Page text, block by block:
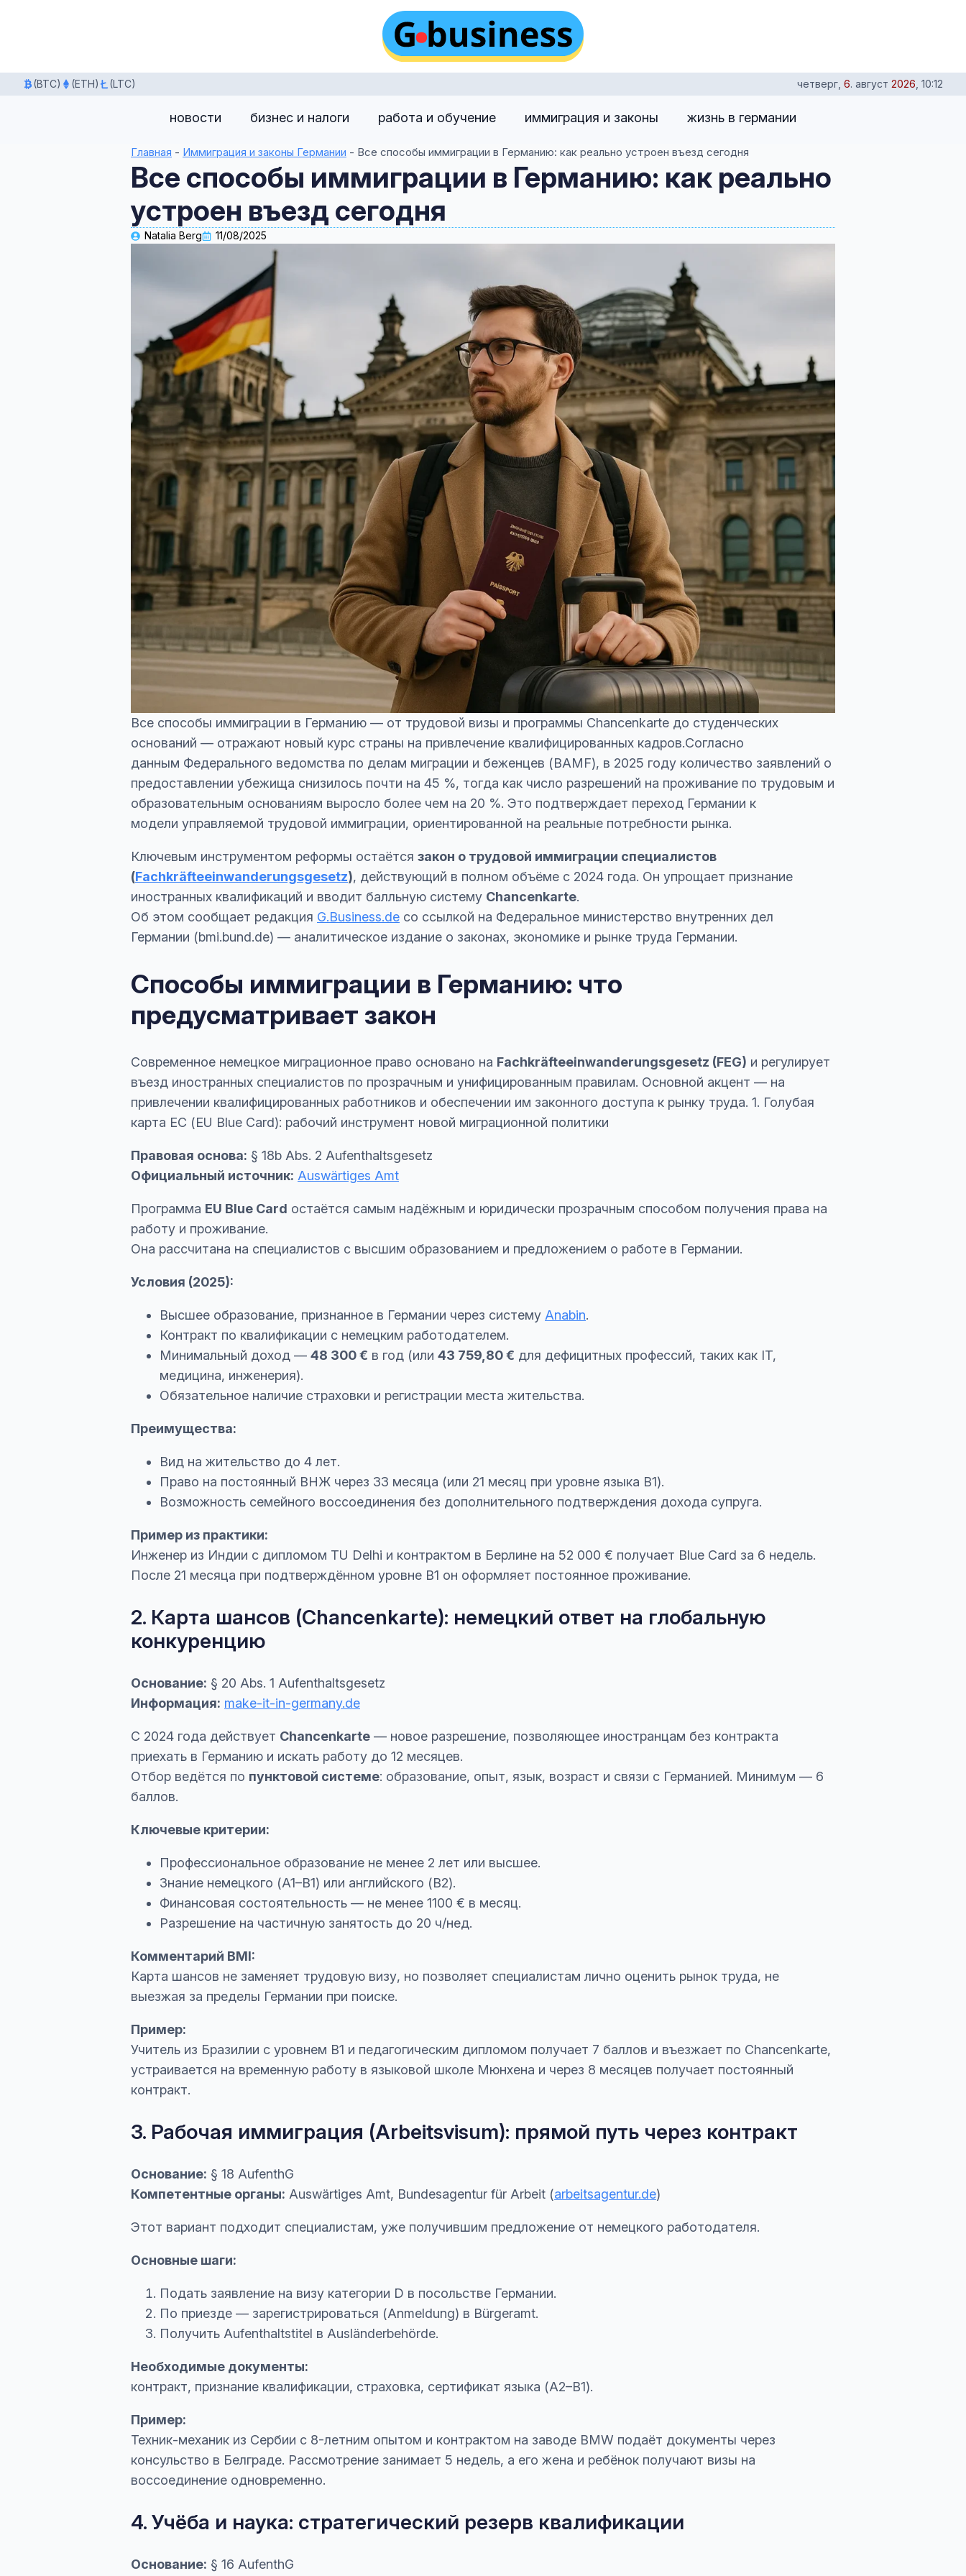
(BTC) (ETH) (LTC) четверг 6. август 2026 10:12
новости бизнес и налоги работа и обучение иммиграция и законы жизнь в германии
Главная - Иммиграция и законы Германии - Все способы иммиграции в Германию: как реально устроен въезд сегодня
Все способы иммиграции в Германию: как реально
устроен въезд сегодня
Natalia Berg 11/08/2025
Все способы иммиграции в Германию — от трудовой визы и программы Chancenkarte до студенческих
оснований — отражают новый курс страны на привлечение квалифицированных кадров.Согласно
данным Федерального ведомства по делам миграции и беженцев (BAMF), в 2025 году количество заявлений о
предоставлении убежища снизилось почти на 45 %, тогда как число разрешений на проживание по трудовым и
образовательным основаниям выросло более чем на 20 %. Это подтверждает переход Германии к
модели управляемой трудовой иммиграции, ориентированной на реальные потребности рынка.
Ключевым инструментом реформы остаётся закон о трудовой иммиграции специалистов
(Fachkräfteeinwanderungsgesetz), действующий в полном объёме с 2024 года. Он упрощает признание
иностранных квалификаций и вводит балльную систему Chancenkarte.
Об этом сообщает редакция G.Business.de со ссылкой на Федеральное министерство внутренних дел
Германии (bmi.bund.de) — аналитическое издание о законах, экономике и рынке труда Германии.
Способы иммиграции в Германию: что
предусматривает закон
Современное немецкое миграционное право основано на Fachkräfteeinwanderungsgesetz (FEG) и регулирует
въезд иностранных специалистов по прозрачным и унифицированным правилам. Основной акцент — на
привлечении квалифицированных работников и обеспечении им законного доступа к рынку труда. 1. Голубая
карта ЕС (EU Blue Card): рабочий инструмент новой миграционной политики
Правовая основа: § 18b Abs. 2 Aufenthaltsgesetz
Официальный источник: Auswärtiges Amt
Программа EU Blue Card остаётся самым надёжным и юридически прозрачным способом получения права на
работу и проживание.
Она рассчитана на специалистов с высшим образованием и предложением о работе в Германии.
Условия (2025):
Высшее образование, признанное в Германии через систему Anabin.
Контракт по квалификации с немецким работодателем.
Минимальный доход — 48 300 € в год (или 43 759,80 € для дефицитных профессий, таких как IT,
медицина, инженерия).
Обязательное наличие страховки и регистрации места жительства.
Преимущества:
Вид на жительство до 4 лет.
Право на постоянный ВНЖ через 33 месяца (или 21 месяц при уровне языка B1).
Возможность семейного воссоединения без дополнительного подтверждения дохода супруга.
Пример из практики:
Инженер из Индии с дипломом TU Delhi и контрактом в Берлине на 52 000 € получает Blue Card за 6 недель.
После 21 месяца при подтверждённом уровне B1 он оформляет постоянное проживание.
2. Карта шансов (Chancenkarte): немецкий ответ на глобальную
конкуренцию
Основание: § 20 Abs. 1 Aufenthaltsgesetz
Информация: make-it-in-germany.de
С 2024 года действует Chancenkarte — новое разрешение, позволяющее иностранцам без контракта
приехать в Германию и искать работу до 12 месяцев.
Отбор ведётся по пунктовой системе: образование, опыт, язык, возраст и связи с Германией. Минимум — 6
баллов.
Ключевые критерии:
Профессиональное образование не менее 2 лет или высшее.
Знание немецкого (A1–B1) или английского (B2).
Финансовая состоятельность — не менее 1100 € в месяц.
Разрешение на частичную занятость до 20 ч/нед.
Комментарий BMI:
Карта шансов не заменяет трудовую визу, но позволяет специалистам лично оценить рынок труда, не
выезжая за пределы Германии при поиске.
Пример:
Учитель из Бразилии с уровнем B1 и педагогическим дипломом получает 7 баллов и въезжает по Chancenkarte,
устраивается на временную работу в языковой школе Мюнхена и через 8 месяцев получает постоянный
контракт.
3. Рабочая иммиграция (Arbeitsvisum): прямой путь через контракт
Основание: § 18 AufenthG
Компетентные органы: Auswärtiges Amt, Bundesagentur für Arbeit (arbeitsagentur.de)
Этот вариант подходит специалистам, уже получившим предложение от немецкого работодателя.
Основные шаги:
Подать заявление на визу категории D в посольстве Германии.
По приезде — зарегистрироваться (Anmeldung) в Bürgeramt.
Получить Aufenthaltstitel в Ausländerbehörde.
Необходимые документы:
контракт, признание квалификации, страховка, сертификат языка (A2–B1).
Пример:
Техник-механик из Сербии с 8-летним опытом и контрактом на заводе BMW подаёт документы через
консульство в Белграде. Рассмотрение занимает 5 недель, а его жена и ребёнок получают визы на
воссоединение одновременно.
4. Учёба и наука: стратегический резерв квалификации
Основание: § 16 AufenthG